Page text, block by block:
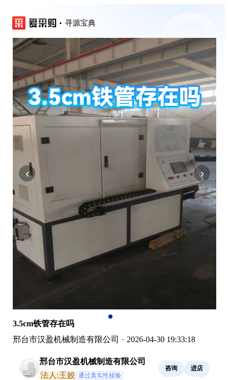
寻源宝典
‹ ›
3.5cm铁管存在吗
邢台市汉盈机械制造有限公司 · 2026-04-30 19:33:18
邢台市汉盈机械制造有限公司
法人:王姣 通过真实性核验
咨询 进店